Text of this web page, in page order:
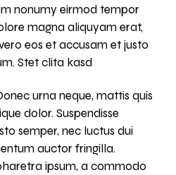
nonumy eirmod tempor
magna aliquyam erat,
eos et accusam et justo
Stet clita kasd
urna neque, mattis quis
dolor. Suspendisse
semper, nec luctus dui
auctor fringilla.
ipsum, a commodo